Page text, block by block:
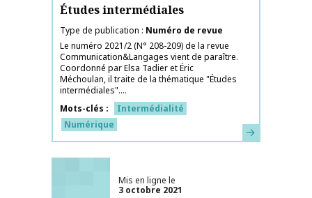
Études intermédiales
Type de publication
Numéro de revue
Le numéro 2021/2 (N° 208-209) de la revue
Communication&Langages vient de paraître.
Coordonné par Elsa Tadier et Éric
Méchoulan, il traite de la thématique "Études
intermédiales"....
Mots-clés
Intermédialité
Numérique
En savoir plus
Mis en ligne le
3 octobre 2021